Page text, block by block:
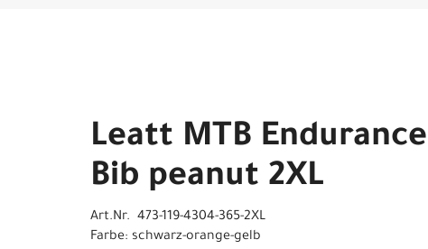
Leatt MTB
Bib peanut 2XL
Art.Nr. 473-119-4304-365-2XL
Farbe: schwarz-orange-gelb